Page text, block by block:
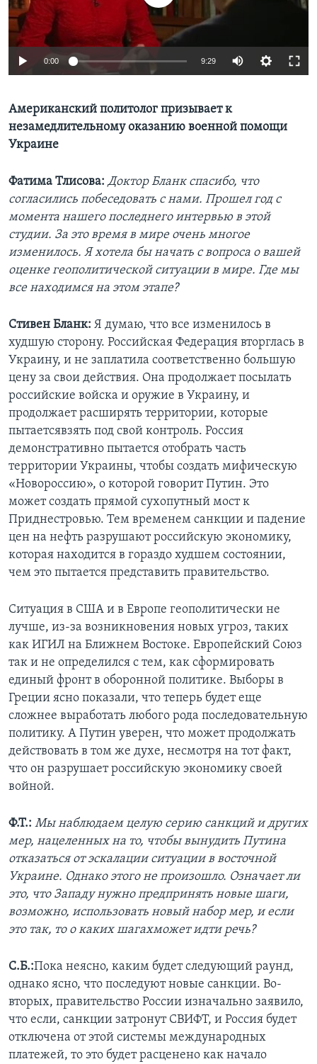
Learning English
СОЦИАЛЬНЫЕ СЕТИ
Языки
0:00 9:29
Американский политолог призывает к
незамедлительному оказанию военной помощи
Украине
Фатима Тлисова: Доктор Бланк спасибо, что
согласились побеседовать с нами. Прошел год с
момента нашего последнего интервью в этой
студии. За это время в мире очень многое
изменилось. Я хотела бы начать с вопроса о вашей
оценке геополитической ситуации в мире. Где мы
все находимся на этом этапе?
Стивен Бланк: Я думаю, что все изменилось в
худшую сторону. Российская Федерация вторглась в
Украину, и не заплатила соответственно большую
цену за свои действия. Она продолжает посылать
российские войска и оружие в Украину, и
продолжает расширять территории, которые
пытаетсявзять под свой контроль. Россия
демонстративно пытается отобрать часть
территории Украины, чтобы создать мифическую
«Новороссию», о которой говорит Путин. Это
может создать прямой сухопутный мост к
Приднестровью. Тем временем санкции и падение
цен на нефть разрушают российскую экономику,
которая находится в гораздо худшем состоянии,
чем это пытается представить правительство.
Ситуация в США и в Европе геополитически не
лучше, из-за возникновения новых угроз, таких
как ИГИЛ на Ближнем Востоке. Европейский Союз
так и не определился с тем, как сформировать
единый фронт в оборонной политике. Выборы в
Греции ясно показали, что теперь будет еще
сложнее выработать любого рода последовательную
политику. А Путин уверен, что может продолжать
действовать в том же духе, несмотря на тот факт,
что он разрушает российскую экономику своей
войной.
Ф.Т.: Мы наблюдаем целую серию санкций и других
мер, нацеленных на то, чтобы вынудить Путина
отказаться от эскалации ситуации в восточной
Украине. Однако этого не произошло. Означает ли
это, что Западу нужно предпринять новые шаги,
возможно, использовать новый набор мер, и если
это так, то о каких шагахможет идти речь?
С.Б.:Пока неясно, каким будет следующий раунд,
однако ясно, что последуют новые санкции. Во-
вторых, правительство России изначально заявило,
что если, санкции затронут СВИФТ, и Россия будет
отключена от этой системы международных
платежей, то это будет расценено как начало